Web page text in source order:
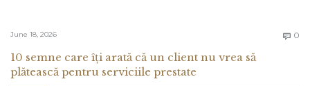
June 18, 2026  0
10 semne care îți arată că un client nu vrea să
plătească pentru serviciile prestate